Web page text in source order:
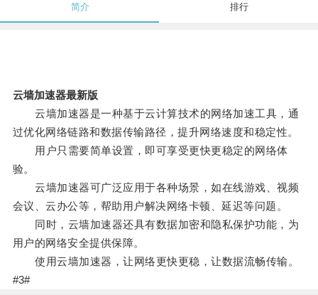
简介 排行
云墙加速器最新版
云墙加速器是一种基于云计算技术的网络加速工具，通
过优化网络链路和数据传输路径，提升网络速度和稳定性。
用户只需要简单设置，即可享受更快更稳定的网络体
验。
云墙加速器可广泛应用于各种场景，如在线游戏、视频
会议、云办公等，帮助用户解决网络卡顿、延迟等问题。
同时，云墙加速器还具有数据加密和隐私保护功能，为
用户的网络安全提供保障。
使用云墙加速器，让网络更快更稳，让数据流畅传输。
#3#